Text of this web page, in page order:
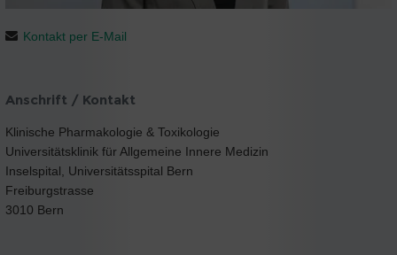
Kontakt per E-Mail
Anschrift / Kontakt
Klinische Pharmakologie & Toxikologie
Universitätsklinik für Allgemeine Innere Medizin
Inselspital, Universitätsspital Bern
Freiburgstrasse
3010 Bern